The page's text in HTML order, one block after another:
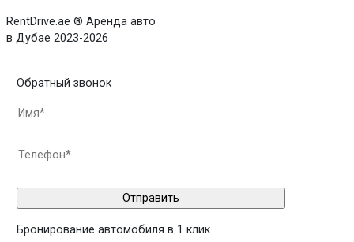
RentDrive.ae ® Аренда авто
в Дубае 2023-2026
Обратный звонок
Бронирование автомобиля в 1 клик